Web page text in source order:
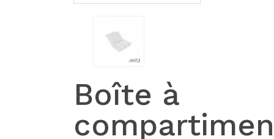
Boîte à